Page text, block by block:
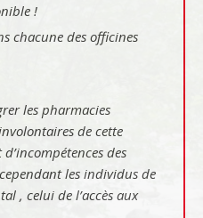
!
chacune des officines
les pharmacies
de cette
des
les individus de
, celui de l’accès aux